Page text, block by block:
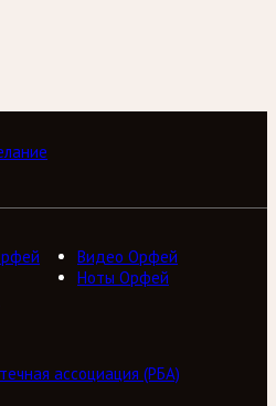
Видео Орфей
Ноты Орфей
ассоциация (РБА)